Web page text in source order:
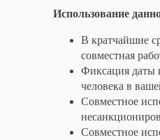
Использование
В кратчайшие
совместная
Фиксация даты
человека в
Совместное
Совместное